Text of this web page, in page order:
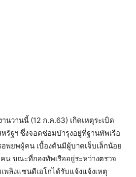
นวานนี้ (12 ก.ค.63) เกิดเหตุระเบิด
รัฐฯ ซึ่งจอดซ่อมบำรุงอยู่ที่ฐานทัพเรือ
พยพผู้คน เบื้องต้นมีผู้บาดเจ็บเล็กน้อย
น ขณะที่กองทัพเรืออยู่ระหว่างตรวจ
พลิงแซนดีเอโกได้รับแจ้งแจ้งเหตุ